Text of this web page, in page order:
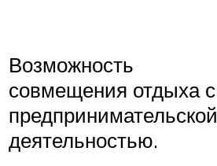
Возможность
совмещения отдыха с
предпринимательской
деятельностью.